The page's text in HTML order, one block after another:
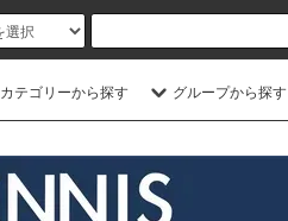
カテゴリーから探す グループから探す